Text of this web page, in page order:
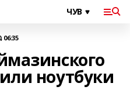
06:35
ноутбуки